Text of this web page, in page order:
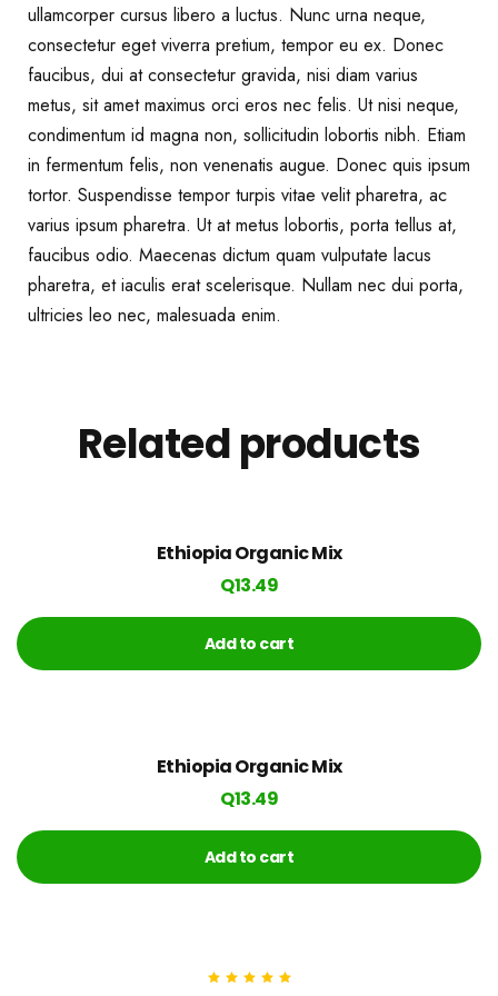
ullamcorper cursus libero a luctus. Nunc urna neque,
consectetur eget viverra pretium, tempor eu ex. Donec
faucibus, dui at consectetur gravida, nisi diam varius
metus, sit amet maximus orci eros nec felis. Ut nisi neque,
condimentum id magna non, sollicitudin lobortis nibh. Etiam
in fermentum felis, non venenatis augue. Donec quis ipsum
tortor. Suspendisse tempor turpis vitae velit pharetra, ac
varius ipsum pharetra. Ut at metus lobortis, porta tellus at,
faucibus odio. Maecenas dictum quam vulputate lacus
pharetra, et iaculis erat scelerisque. Nullam nec dui porta,
ultricies leo nec, malesuada enim.
Related products
Ethiopia Organic Mix
Q13.49
Add to cart
Ethiopia Organic Mix
Q13.49
Add to cart